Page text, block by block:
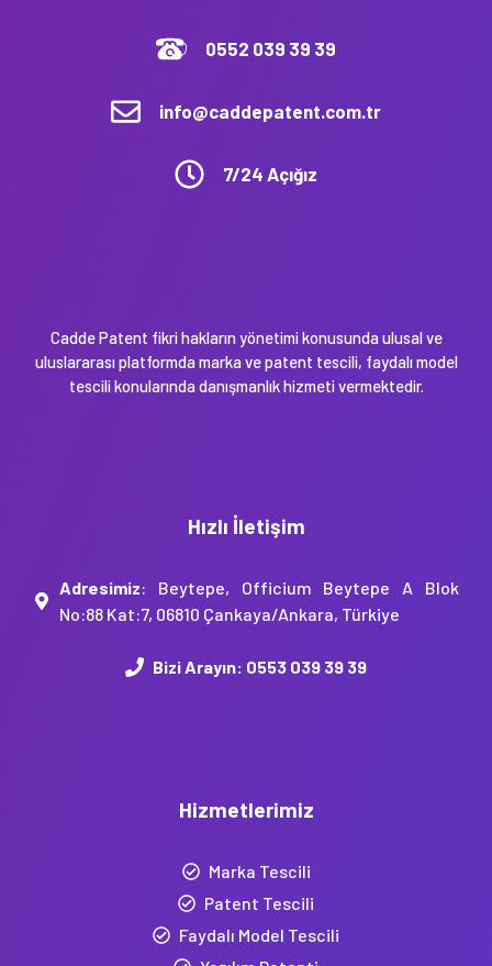
0552 039 39 39
info@caddepatent.com.tr
7/24 Açığız
Cadde Patent fikri hakların yönetimi konusunda ulusal ve
uluslararası platformda marka ve patent tescili, faydalı model
tescili konularında danışmanlık hizmeti vermektedir.
Hızlı İletişim
Adresimiz: Beytepe, Officium Beytepe A Blok
No:88 Kat:7, 06810 Çankaya/Ankara, Türkiye
Bizi Arayın: 0553 039 39 39
Hizmetlerimiz
Marka Tescili
Patent Tescili
Faydalı Model Tescili